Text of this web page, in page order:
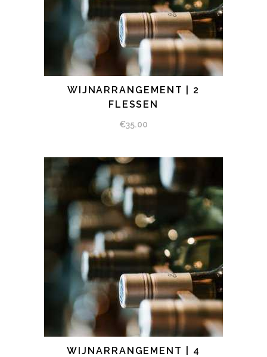
WIJNARRANGEMENT | 2
FLESSEN
€35.00
WIJNARRANGEMENT | 4